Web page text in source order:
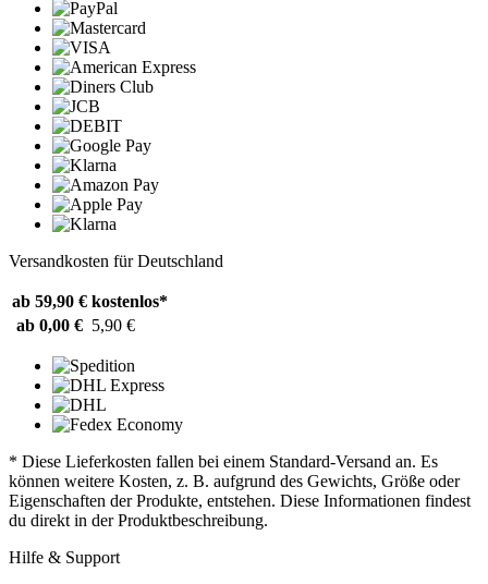
Versandkosten für Deutschland
ab 59,90 € kostenlos*
ab 0,00 € 5,90 €
* Diese Lieferkosten fallen bei einem Standard-Versand an. Es
können weitere Kosten, z. B. aufgrund des Gewichts, Größe oder
Eigenschaften der Produkte, entstehen. Diese Informationen findest
du direkt in der Produktbeschreibung.
Hilfe & Support